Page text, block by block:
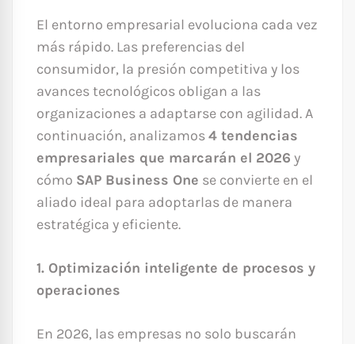
El entorno empresarial evoluciona cada vez
más rápido. Las preferencias del
consumidor, la presión competitiva y los
avances tecnológicos obligan a las
organizaciones a adaptarse con agilidad. A
continuación, analizamos4 tendencias
empresariales que marcarán el 2026 y
cómo SAP Business One se convierte en el
aliado ideal para adoptarlas de manera
estratégica y eficiente.
1. Optimización inteligente de procesos y
operaciones
En 2026, las empresas no solo buscarán